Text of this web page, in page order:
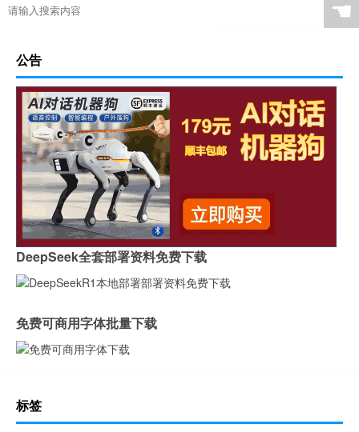
☚
公告
DeepSeek全套部署资料免费下载
免费可商用字体批量下载
标签